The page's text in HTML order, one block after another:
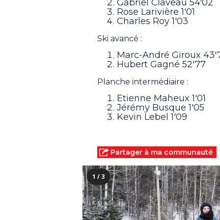
Gabriel Claveau 54'02
Rose Larivière 1'01
Charles Roy 1'03
Ski avancé :
Marc-André Giroux
Hubert Gagné 52'77
Planche intermédiaire :
Etienne Maheux 1'01
Jérémy Busque 1'05
Kevin Lebel 1'09
Partager à ma communauté
1 / 3